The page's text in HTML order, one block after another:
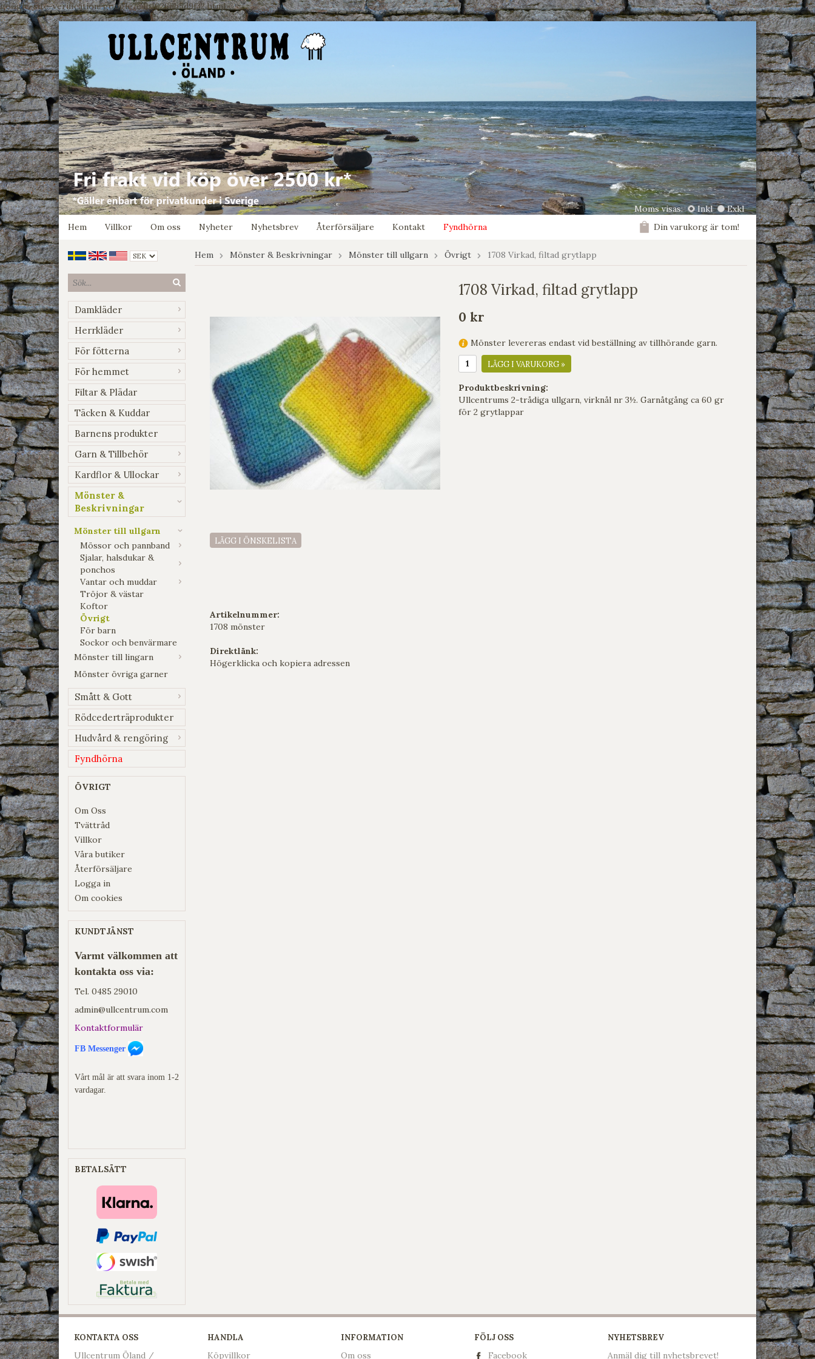
google-site-verification: google7e4b1026db5d9f32.html
Moms visas: Inkl
Exkl
Hem
Villkor Om oss Nyheter Nyhetsbrev Återförsäljare Kontakt Fyndhörna Din varukorg är tom!
Damkläder
Herrkläder
För fötterna
För hemmet
Filtar & Plädar
Täcken & Kuddar
Barnens produkter
Garn & Tillbehör
Kardflor & Ullockar
Mönster &
Beskrivningar
Mönster till ullgarn
Mössor och pannband
Sjalar, halsdukar &
ponchos
Vantar och muddar
Tröjor & västar
Koftor
Övrigt
För barn
Sockor och benvärmare
Mönster till lingarn
Mönster övriga garner
Smått & Gott
Rödcederträprodukter
Hudvård & rengöring
Fyndhörna
ÖVRIGT
Om Oss
Tvättråd
Villkor
Våra butiker
Återförsäljare
Logga in
Om cookies
KUNDTJÄNST
Varmt välkommen att
kontakta oss via:
Tel. 0485 29010
admin@ullcentrum.com
Kontaktformulär
FB Messenger
Vårt mål är att svara inom 1-2
vardagar.
BETALSÄTT
Hem Mönster & Beskrivningar Mönster till ullgarn Övrigt 1708 Virkad, filtad grytlapp
LÄGG I ÖNSKELISTA
Artikelnummer:
1708 mönster
Direktlänk:
Högerklicka och kopiera adressen
1708 Virkad, filtad grytlapp
0 kr
Mönster levereras endast vid beställning av tillhörande garn.
LÄGG I VARUKORG »
Produktbeskrivning:
Ullcentrums 2-trådiga ullgarn, virknål nr 3½. Garnåtgång ca 60 gr
för 2 grytlappar
KONTAKTA OSS
Ullcentrum Öland /
HANDLA
Köpvillkor
INFORMATION
Om oss
FÖLJ OSS
Facebook
NYHETSBREV
Anmäl dig till nyhetsbrevet!